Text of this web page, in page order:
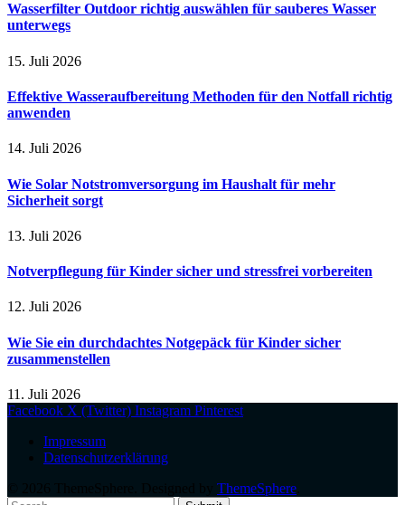
Wasserfilter Outdoor richtig auswählen für sauberes Wasser
unterwegs
15. Juli 2026
Effektive Wasseraufbereitung Methoden für den Notfall richtig
anwenden
14. Juli 2026
Wie Solar Notstromversorgung im Haushalt für mehr
Sicherheit sorgt
13. Juli 2026
Notverpflegung für Kinder sicher und stressfrei vorbereiten
12. Juli 2026
Wie Sie ein durchdachtes Notgepäck für Kinder sicher
zusammenstellen
11. Juli 2026
Facebook X (Twitter) Instagram Pinterest
Impressum
Datenschutzerklärung
ThemeSphere